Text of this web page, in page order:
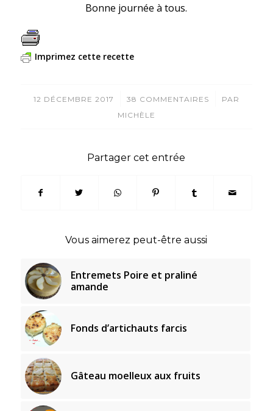
Bonne journée à tous.
Imprimez cette recette
12 DÉCEMBRE 2017
/ 38 COMMENTAIRES
/
PAR
MICHÈLE
Partager cet entrée
Vous aimerez peut-être aussi
Entremets Poire et praliné
amande
Fonds d’artichauts farcis
Gâteau moelleux aux fruits